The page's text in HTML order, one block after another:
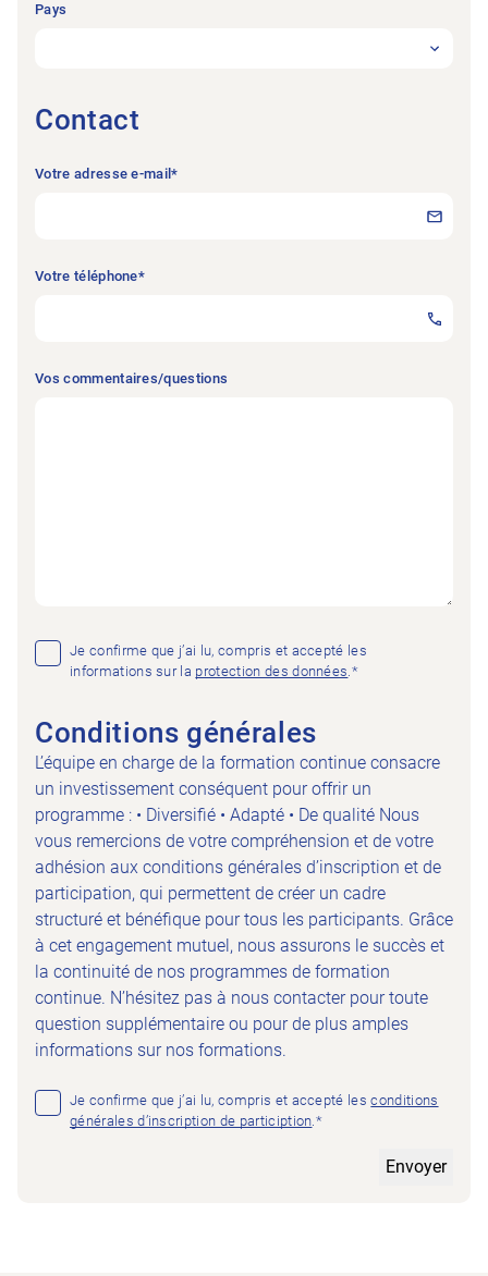
Pays
Contact
Votre adresse e-mail*
Votre téléphone*
Vos commentaires/questions
Consent
Je confirme que j’ai lu, compris et accepté les
informations sur la protection des données.*
Conditions générales
L’équipe en charge de la formation continue consacre
un investissement conséquent pour offrir un
programme : • Diversifié • Adapté • De qualité Nous
vous remercions de votre compréhension et de votre
adhésion aux conditions générales d’inscription et de
participation, qui permettent de créer un cadre
structuré et bénéfique pour tous les participants. Grâce
à cet engagement mutuel, nous assurons le succès et
la continuité de nos programmes de formation
continue. N’hésitez pas à nous contacter pour toute
question supplémentaire ou pour de plus amples
informations sur nos formations.
Consent
Je confirme que j’ai lu, compris et accepté lesconditions
générales d’inscription de particiption.*